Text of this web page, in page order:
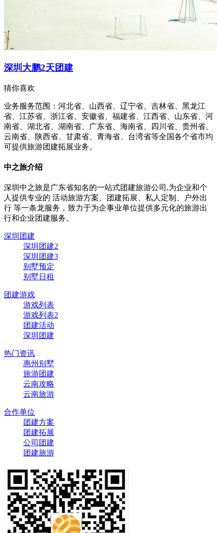
深圳大鹏2天团建
猜你喜欢
业务服务范围：河北省、山西省、辽宁省、吉林省、黑龙江
省、江苏省、浙江省、安徽省、福建省、江西省、山东省、河
南省、湖北省、湖南省、广东省、海南省、四川省、贵州省、
云南省、陕西省、甘肃省、青海省、台湾省等全国各个省市均
可提供旅游团建拓展业务。
中之旅介绍
深圳中之旅是广东省知名的一站式团建旅游公司,为企业和个
人提供专业的 活动旅游方案、团建拓展、私人定制、户外出
行 等一条龙服务，致力于为企事业单位提供多元化的旅游出
行和企业团建服务。
深圳团建
深圳团建2
深圳团建3
别墅预定
别墅日租
团建游戏
游戏列表
游戏列表2
团建活动
深圳团建
热门资讯
惠州别墅
旅游团建
云南攻略
云南旅游
合作单位
团建方案
团建拓展
公司团建
团建旅游